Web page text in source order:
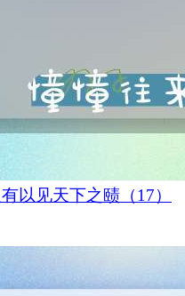
以见天下之赜（17）